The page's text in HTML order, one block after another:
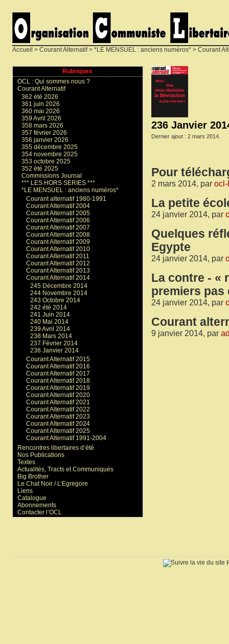
Accueil > Courant Alternatif> *LE MENSUEL : anciens numéros* > Courant
236 Janvier
Dernier ajout : 2 mars 2014.
Pour
2 mars 2014, par
La petite
24 janvier 2014, par
Quelques
Egypte
24 janvier 2014, par
La contre - «
premiers pas
24 janvier 2014, par
Courant
9 janvier 2014, par
Rubriques
OCL : Qui sommes nous ?
Courant Alternatif
362 été 2026
361 juin 2026
360 mai 2026
359 Avril 2026
358 mars 2026
357 février 2026
356 janvier 2026
355 décembre 2025
354 novembre 2025
353 octobre 2025
352 été 2025
Commissions Journal
*** LES HORS SERIES ***
*LE MENSUEL : anciens numéros*
Courant alternatif 1980-1991
Courant Alternatif 2004
Courant Alternatif 2005
Courant Alternatif 2006
Courant Alternatif 2007
Courant Alternatif 2008
Courant Alternatif 2009
Courant Alternatif 2010
Courant Alternatif 2011
Courant Alternatif 2012
Courant Alternatif 2013
Courant Alternatif 2014
245 Décembre 2014
244 Novembre 2014
243 Octobre 2014
242 été 2014
241 Juin 2014
240 Mai 2014
239 Avril 2014
238 Mars 2014
237 Février 2014
236 Janvier 2014
Courant Alternatif 2015
Courant Alternatif 2016
Courant Alternatif 2017
Courant Alternatif 2018
Courant Alternatif 2019
Courant Alternatif 2020
Courant Alternatif 2021
Courant Alternatif 2022
Courant Alternatif 2023
Courant Alternatif 2024
Courant Alternatif 2025
Courant Alternatif 1991-2004
Rencontres libertaires d’été
Nos Publications
Textes
Actualités, Tracts et Communiqués
Big Brother
Le Chat Noir / L’Egregore
Liens
Catalogue
Abonnements
Contacter l’OCL